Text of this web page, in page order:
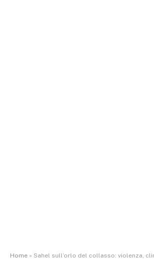
Home » Sahel sull’orlo del collasso: violenza, clima e crisi alimentare